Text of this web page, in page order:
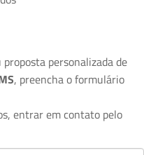
personalizada de
, preencha o formulário
entrar em contato pelo